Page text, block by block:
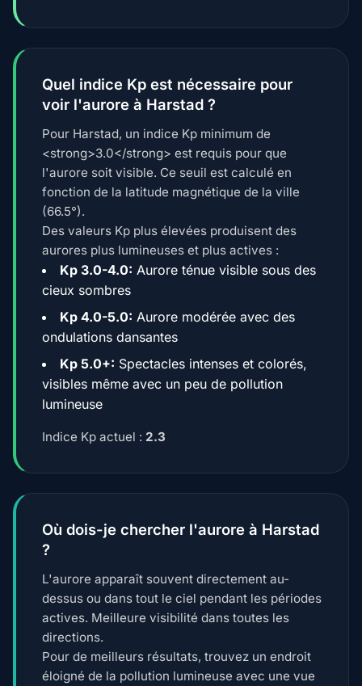
Quel indice Kp est nécessaire pour
voir l'aurore à Harstad ?
Pour Harstad, un indice Kp minimum de
<strong>3.0</strong> est requis pour que
l'aurore soit visible. Ce seuil est calculé en
fonction de la latitude magnétique de la ville
(66.5°).
Des valeurs Kp plus élevées produisent des
aurores plus lumineuses et plus actives :
Kp 3.0-4.0: Aurore ténue visible sous des
cieux sombres
Kp 4.0-5.0: Aurore modérée avec des
ondulations dansantes
Kp 5.0+: Spectacles intenses et colorés,
visibles même avec un peu de pollution
lumineuse
Indice Kp actuel : 2.3
Où dois-je chercher l'aurore à Harstad
?
L'aurore apparaît souvent directement au-
dessus ou dans tout le ciel pendant les périodes
actives. Meilleure visibilité dans toutes les
directions.
Pour de meilleurs résultats, trouvez un endroit
éloigné de la pollution lumineuse avec une vue